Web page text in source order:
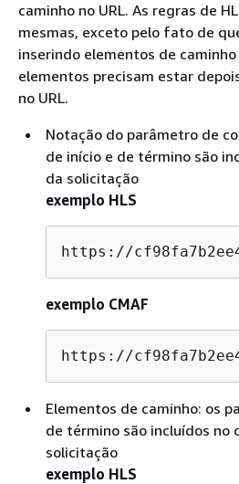
caminho no URL. As regras de
mesmas, exceto pelo fato de
inserindo elementos de caminho
elementos precisam estar
no URL.
Notação do parâmetro de
de início e de término são
da solicitação
exemplo HLS
https://
exemplo CMAF
https://
Elementos de caminho: os
de término são incluídos no
solicitação
exemplo HLS